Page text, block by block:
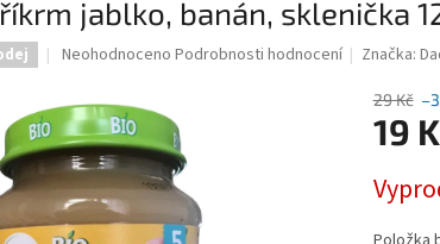
jablko, banán, sklenička
Průměrné
produktu
je
0,0
z
5
hvězdiček.
Neohodnoceno Podrobnosti hodnocení Značka:
29 Kč
19
cena: